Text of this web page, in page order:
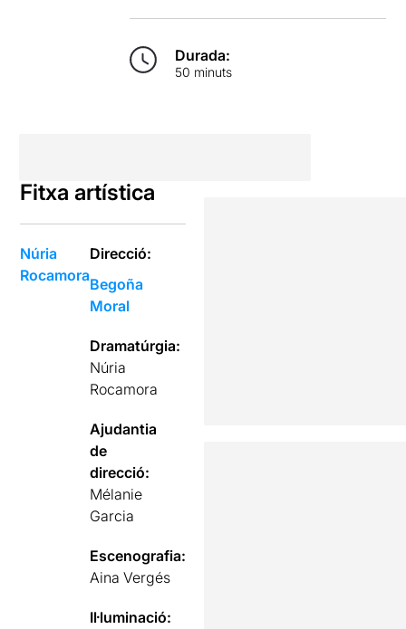
Durada:
50 minuts
Fitxa artística
Núria
Rocamora
Direcció:
Begoña
Moral
Dramatúrgia:
Núria
Rocamora
Ajudantia
de
direcció:
Mélanie
Garcia
Escenografia:
Aina Vergés
Il·luminació: